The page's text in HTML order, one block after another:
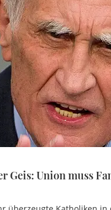
Geis: Union muss